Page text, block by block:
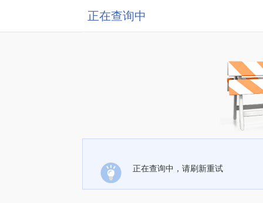
正在查询中
正在查询中，请刷新重试